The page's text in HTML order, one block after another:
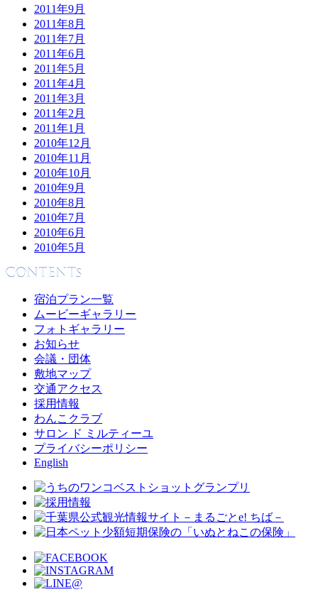
2011年9月
2011年8月
2011年7月
2011年6月
2011年5月
2011年4月
2011年3月
2011年2月
2011年1月
2010年12月
2010年11月
2010年10月
2010年9月
2010年8月
2010年7月
2010年6月
2010年5月
宿泊プラン一覧
ムービーギャラリー
フォトギャラリー
お知らせ
会議・団体
敷地マップ
交通アクセス
採用情報
わんこクラブ
サロン ド ミルティーユ
プライバシーポリシー
English